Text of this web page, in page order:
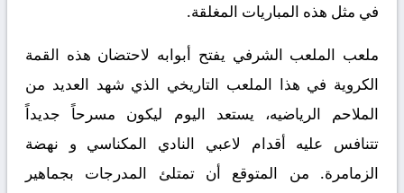
في مثل هذه المباريات المغلقة.
ملعب الملعب الشرفي يفتح أبوابه لاحتضان هذه القمة
الكروية في هذا الملعب التاريخي الذي شهد العديد من
الملاحم الرياضيه، يستعد اليوم ليكون مسرحاً جديداً
تتنافس عليه أقدام لاعبي النادي المكناسي و نهضة
الزمامرة. من المتوقع أن تمتلئ المدرجات بجماهير